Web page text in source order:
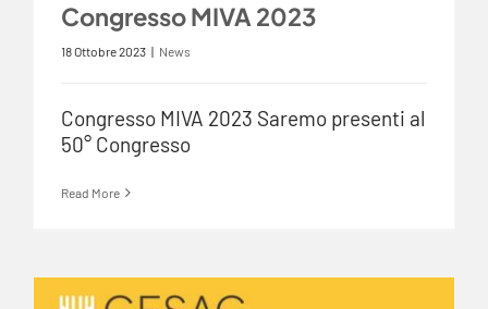
Congresso MIVA 2023
18 Ottobre 2023 | News
Congresso MIVA 2023 Saremo presenti al
50° Congresso
Read More